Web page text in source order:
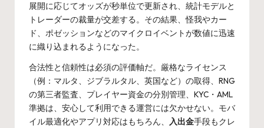
展開に応じてオッズが秒単位で更新され、統計モデルと
トレーダーの裁量が交差する。その結果、怪我やカー
ド、ポゼッションなどのマイクロイベントが数値に迅速
に織り込まれるようになった。
合法性と信頼性は必須の評価軸だ。厳格なライセンス
（例：マルタ、ジブラルタル、英国など）の取得、RNG
の第三者監査、プレイヤー資金の分別管理、KYC・AML
準拠は、安心して利用できる運営には欠かせない。モバ
イル最適化やアプリ対応はもちろん、 入出金手段もクレ